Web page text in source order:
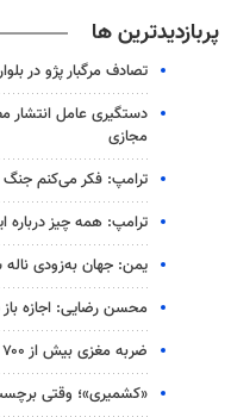
پربازدیدترین ها
تصادف مرگبار پژو در
دستگیری عامل انتشار
مجازی
ترامپ: فکر می‌کنم جنگ
ترامپ: همه چیز
یمن: جهان به‌زودی
محسن رضایی: اجازه
ضربه مغزی بیش از ۷۰۰ نظامی آمریکایی در حملات ایران
«کشمیری»؛ وقتی